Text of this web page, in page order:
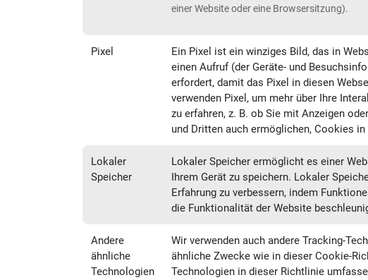
einer Website oder eine Browsersitzung).
Pixel
Ein Pixel ist ein winziges Bild, das in
einen Aufruf (der Geräte- und
erfordert, damit das Pixel in diesen
verwenden Pixel, um mehr über Ihre
zu erfahren, z. B. ob Sie mit Anzeigen
und Dritten auch ermöglichen, Cookies
Lokaler
Speicher
Lokaler Speicher ermöglicht es einer
Ihrem Gerät zu speichern. Lokaler
Erfahrung zu verbessern, indem
die Funktionalität der Website
Andere
ähnliche
Technologien
Wir verwenden auch andere Tracking-
ähnliche Zwecke wie in dieser Cookie-
Technologien in dieser Richtlinie